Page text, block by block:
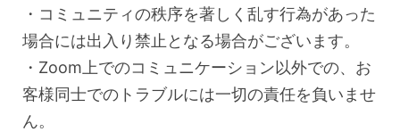
・コミュニティの秩序を著しく乱す行為があった
場合には出入り禁止となる場合がございます。
・Zoom上でのコミュニケーション以外での、お
客様同士でのトラブルには一切の責任を負いませ
ん。